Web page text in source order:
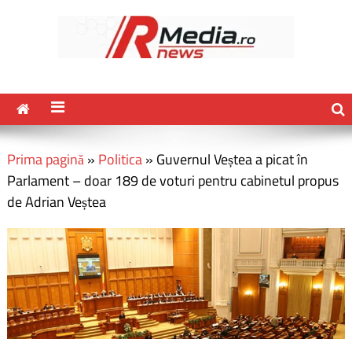
Prima pagină» Politica» Guvernul Veștea a picat în
Parlament – doar 189 de voturi pentru cabinetul propus
de Adrian Veștea